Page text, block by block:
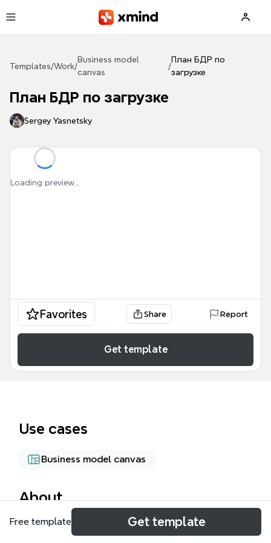
Templates/Work/
Business model
canvas
/
План БДР по
загрузке
План БДР по загрузке
Sergey Yasnetsky
Loading preview...
Favorites Share Report
Get template
Use cases
Business model canvas
About
Шаблон «План БДР по загрузке» предназначен
Free template Get template